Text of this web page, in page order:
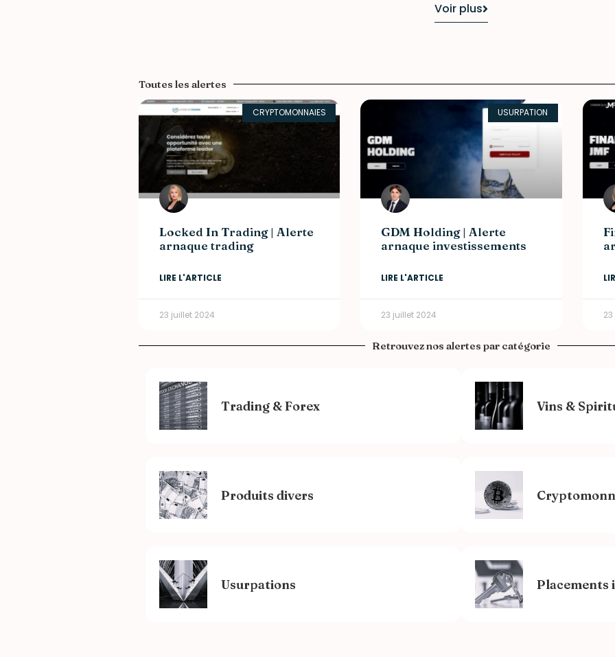
Voir plus
Toutes les alertes
CRYPTOMONNAIES
Locked In Trading | Alerte
arnaque trading
LIRE L'ARTICLE
23 juillet 2024
USURPATION
GDM Holding | Alerte
arnaque investissements
LIRE L'ARTICLE
23 juillet 2024
Retrouvez nos alertes par catégorie
Trading & Forex Vins &
Produits divers
Usurpations Placements